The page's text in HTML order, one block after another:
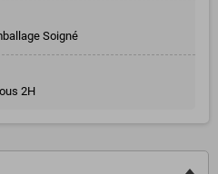
Soigné
2H